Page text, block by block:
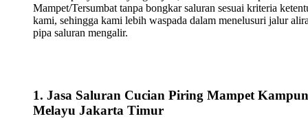
Mampet/Tersumbat tanpa bongkar saluran sesuai kriteria
kami, sehingga kami lebih waspada dalam menelusuri jalur
pipa saluran mengalir.
1. Jasa Saluran Cucian Piring Mampet
Melayu Jakarta Timur